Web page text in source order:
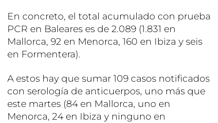
En concreto, el total acumulado con prueba
PCR en Baleares es de 2.089 (1.831 en
Mallorca, 92 en Menorca, 160 en Ibiza y seis
en Formentera).
A estos hay que sumar 109 casos notificados
con serología de anticuerpos, uno más que
este martes (84 en Mallorca, uno en
Menorca, 24 en Ibiza y ninguno en